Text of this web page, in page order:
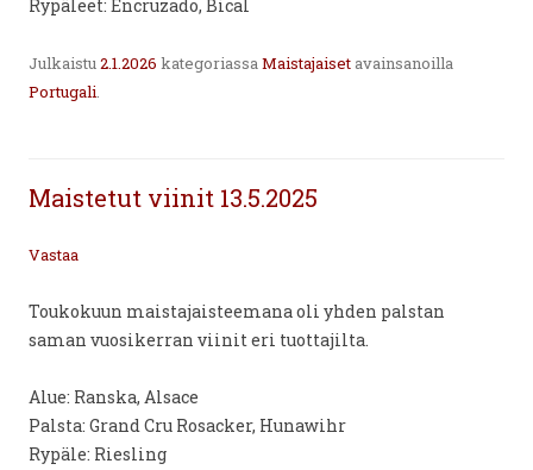
Rypäleet: Encruzado, Bical
Julkaistu2.1.2026 kategoriassaMaistajaiset avainsanoilla
Portugali.
Maistetut viinit 13.5.2025
Vastaa
Toukokuun maistajaisteemana oli yhden palstan
saman vuosikerran viinit eri tuottajilta.
Alue: Ranska, Alsace
Palsta: Grand Cru Rosacker, Hunawihr
Rypäle: Riesling